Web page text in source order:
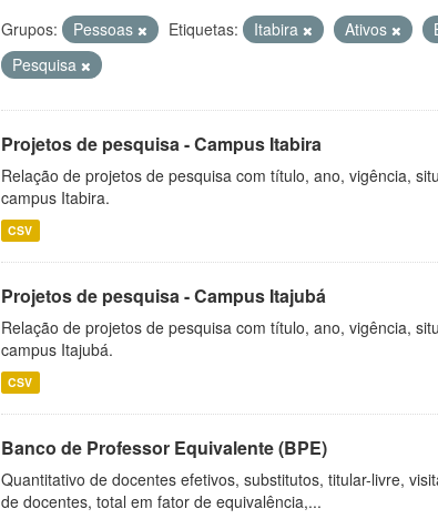
Grupos: Pessoas Etiquetas: Itabira Ativos
Pesquisa
Projetos de pesquisa - Campus Itabira
Relação de projetos de pesquisa com título, ano, vigência,
campus Itabira.
CSV
Projetos de pesquisa - Campus Itajubá
Relação de projetos de pesquisa com título, ano, vigência,
campus Itajubá.
CSV
Banco de Professor Equivalente (BPE)
Quantitativo de docentes efetivos, substitutos, titular-livre,
de docentes, total em fator de equivalência,...